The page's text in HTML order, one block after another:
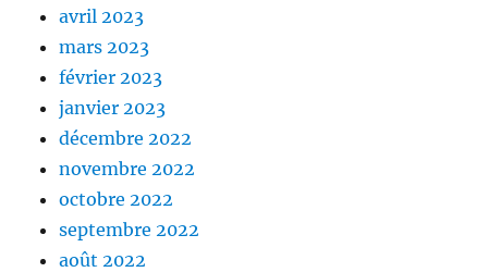
avril 2023
mars 2023
février 2023
janvier 2023
décembre 2022
novembre 2022
octobre 2022
septembre 2022
août 2022